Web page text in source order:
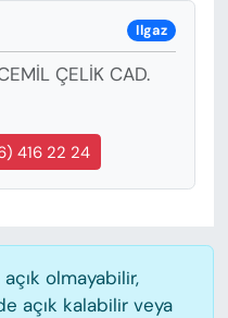
Ilgaz
ÇELİK CAD.
416 22 24
olmayabilir,
açık kalabilir veya